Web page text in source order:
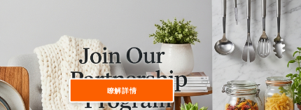
瞭解詳情